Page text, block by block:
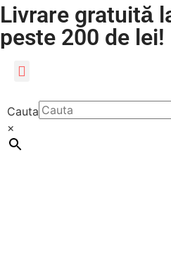
Livrare gratuită
peste 200 de lei!
Cauta
×